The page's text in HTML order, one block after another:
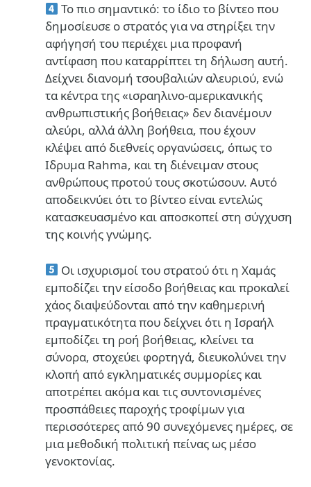
Το πιο σημαντικό: το ίδιο το βίντεο που
δημοσίευσε ο στρατός για να στηρίξει την
αφήγησή του περιέχει μια προφανή
αντίφαση που καταρρίπτει τη δήλωση αυτή.
Δείχνει διανομή τσουβαλιών αλευριού, ενώ
τα κέντρα της «ισραηλινο-αμερικανικής
ανθρωπιστικής βοήθειας» δεν διανέμουν
αλεύρι, αλλά άλλη βοήθεια, που έχουν
κλέψει από διεθνείς οργανώσεις, όπως το
Ιδρυμα Rahma, και τη διένειμαν στους
ανθρώπους προτού τους σκοτώσουν. Αυτό
αποδεικνύει ότι το βίντεο είναι εντελώς
κατασκευασμένο και αποσκοπεί στη σύγχυση
της κοινής γνώμης.
Οι ισχυρισμοί του στρατού ότι η Χαμάς
εμποδίζει την είσοδο βοήθειας και προκαλεί
χάος διαψεύδονται από την καθημερινή
πραγματικότητα που δείχνει ότι η Ισραήλ
εμποδίζει τη ροή βοήθειας, κλείνει τα
σύνορα, στοχεύει φορτηγά, διευκολύνει την
κλοπή από εγκληματικές συμμορίες και
αποτρέπει ακόμα και τις συντονισμένες
προσπάθειες παροχής τροφίμων για
περισσότερες από 90 συνεχόμενες ημέρες, σε
μια μεθοδική πολιτική πείνας ως μέσο
γενοκτονίας.